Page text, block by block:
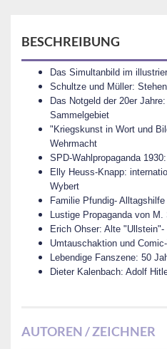
BESCHREIBUNG
Das Simultanbild im
Schultze und Müller:
Das Notgeld der 20er
Sammelgebiet
"Kriegskunst in Wort und
Wehrmacht
SPD-Wahlpropaganda
Elly Heuss-Knapp:
Wybert
Familie Pfundig-
Lustige Propaganda von
Erich Ohser: Alte
Umtauschaktion und
Lebendige Fanszene: 50
Dieter Kalenbach: Adolf
AUTOREN / ZEICHNER